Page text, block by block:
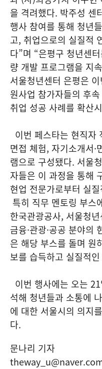
을 격려했다. 박주성 센
행사 참여를 통해 청년
고, 취업으로의 실질적
다”며 “은평구 청년센
량 개발 프로그램을 지
서울청년센터 은평은
원사업 참가자들의 후
취업 성공 사례를 확산
이번 페스타는 현직자
면접 체험, 자기소개서
램으로 구성됐다. 서울
자들은 이 과정을 통해
현업 전문가로부터 실
특히 직무 멘토링 부스
한국관광공사, 서울청
금융·관광·공공 분야의
은 해당 부스를 돌며 원
보를 습득하고 실질적
이번 행사에는 오는
석해 청년들과 소통에
에 대한 서울시의 의지
다.
문나리 기자